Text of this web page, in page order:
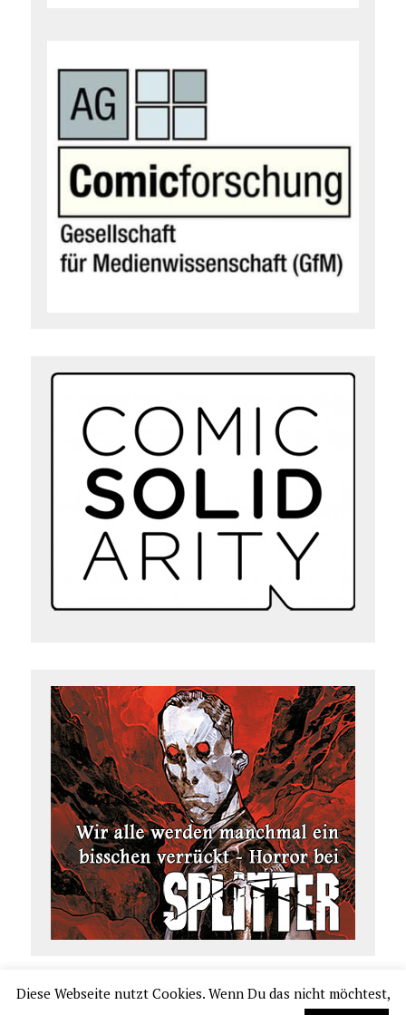
Diese Webseite nutzt Cookies. Wenn Du das nicht möchtest,